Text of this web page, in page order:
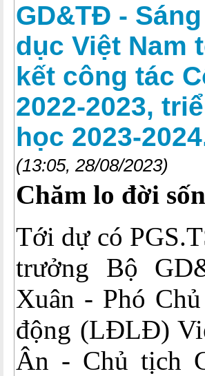
GD&TĐ -
dục Việt Nam
kết công tác
2022-2023,
học 2023-
(13:05, 28/08/2023)
Chăm lo đời
Tới dự có
trưởng Bộ
Xuân - Phó
động (LĐLĐ)
Ân - Chủ tịch